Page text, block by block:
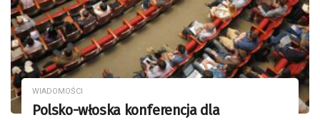
WIADOMOŚCI
Polsko-włoska konferencja dla